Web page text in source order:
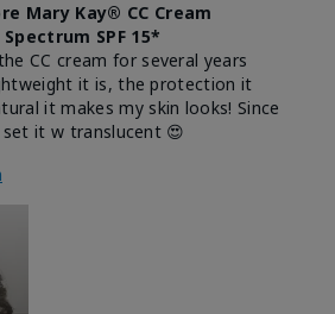
Mary Kay® CC Cream
SPF 15*
CC cream for several years
it is, the protection it
it makes my skin looks! Since
it w translucent 😍